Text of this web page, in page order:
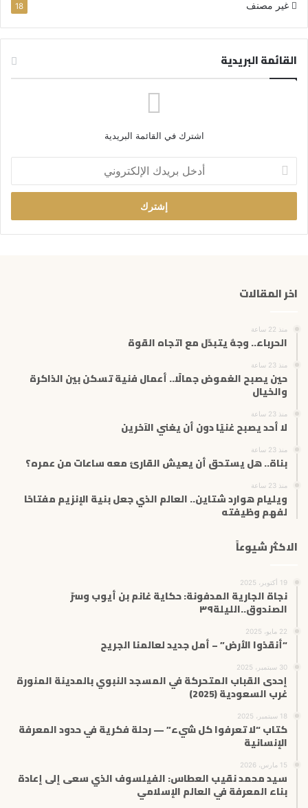
غير مصنف 18
القائمة البريدية
اشترك في القائمة البريدية
خ
ب
ر
ا
ت
اخر المقالات
منذ 22 ساعة
الحرباء.. وجهٌ يتبدّل مع اتجاه القوة
منذ 23 ساعة
حين يصبح الغموض جمالًا.. أعمال فنية تسكن بين الذاكرة
والخيال
منذ 23 ساعة
لا أحد يصبح غنيًا دون أن يغني الآخرين
منذ 23 ساعة
بناة.. هل يستحق أن يعيش القارئ معه ساعات من عمره؟
منذ 23 ساعة
ويليام هوارد شتاين.. العالم الذي جعل بنية الإنزيم مفتاحًا
لفهم وظيفته
الاكثر شيوعاً
19 أكتوبر، 2025
نجاة الجارية المدفونة: حكاية غانم بن أيوب وسرّ
الصندوق..الليلة٣٩
22 مايو، 2025
“أنقذوا الأرض” – أمل جديد لعالمنا الجريح
30 سبتمبر، 2025
إحدى القباب المتحركة في المسجد النبوي بالمدينة المنورة
غرب السعودية (2025)
18 سبتمبر، 2025
كتاب “لا تعرفوا كل شيء” — رحلة فكرية في حدود المعرفة
الإنسانية
15 مارس، 2026
سيد محمد نقيب العطاس: الفيلسوف الذي سعى إلى إعادة
بناء المعرفة في العالم الإسلامي